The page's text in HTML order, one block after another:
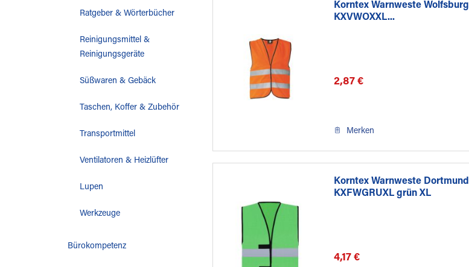
Ratgeber & Wörterbücher
Reinigungsmittel &
Reinigungsgeräte
Süßwaren & Gebäck
Taschen, Koffer & Zubehör
Transportmittel
Ventilatoren & Heizlüfter
Lupen
Werkzeuge
Bürokompetenz
Korntex Warnweste Wolfsburg
KXVWOXXL...
2,87 €
Merken
Korntex Warnweste Dortmund
KXFWGRUXL grün XL
4,17 €